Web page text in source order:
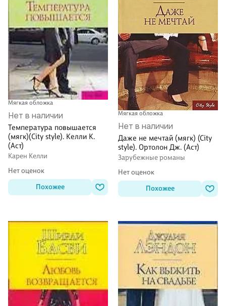
Мягкая обложка
Нет в наличии
Температура повышается
(мягк)(City style). Келли К.
(Аст)
Карен Келли
Нет оценок
Похожее
Мягкая обложка
Нет в наличии
Даже не мечтай (мягк) (City
style). Ортолон Дж. (Аст)
Зарубежные романы
Нет оценок
Похожее